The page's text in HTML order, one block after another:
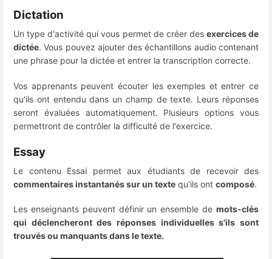
Dictation
Un type d'activité qui vous permet de créer des exercices de
dictée. Vous pouvez ajouter des échantillons audio contenant
une phrase pour la dictée et entrer la transcription correcte.
Vos apprenants peuvent écouter les exemples et entrer ce
qu'ils ont entendu dans un champ de texte. Leurs réponses
seront évaluées automatiquement. Plusieurs options vous
permettront de contrôler la difficulté de l'exercice.
Essay
Le contenu Essai permet aux étudiants de recevoir des
commentaires instantanés sur un texte qu'ils ont composé.
Les enseignants peuvent définir un ensemble de mots-clés
qui déclencheront des réponses individuelles s'ils sont
trouvés ou manquants dans le texte.